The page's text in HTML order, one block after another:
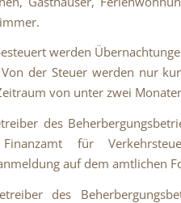
werden
der Steuer werden nur
von unter zwei
des
für
auf dem amtlichen
des